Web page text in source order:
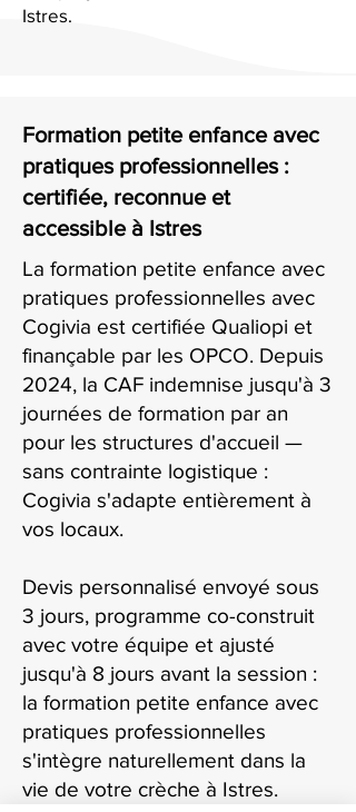
Istres.
Formation petite enfance avec
pratiques professionnelles :
certifiée, reconnue et
accessible à Istres
La formation petite enfance avec
pratiques professionnelles avec
Cogivia est certifiée Qualiopi et
finançable par les OPCO. Depuis
2024, la CAF indemnise jusqu'à 3
journées de formation par an
pour les structures d'accueil —
sans contrainte logistique :
Cogivia s'adapte entièrement à
vos locaux.
Devis personnalisé envoyé sous
3 jours, programme co-construit
avec votre équipe et ajusté
jusqu'à 8 jours avant la session :
la formation petite enfance avec
pratiques professionnelles
s'intègre naturellement dans la
vie de votre crèche à Istres.